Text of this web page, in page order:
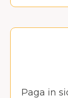
Paga in